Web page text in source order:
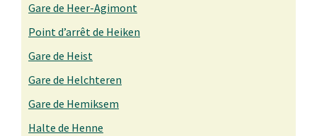
Gare de Heer-Agimont
Point d’arrêt de Heiken
Gare de Heist
Gare de Helchteren
Gare de Hemiksem
Halte de Henne